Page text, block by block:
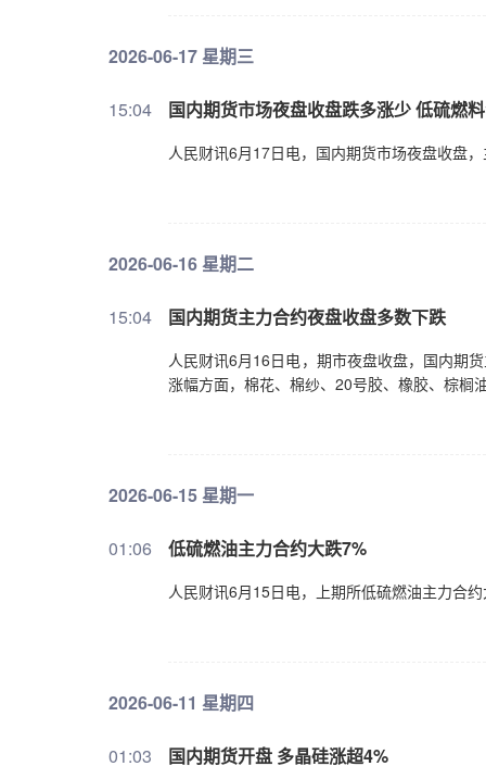
2026-06-17 星期三
15:04 国内期货市场夜盘收盘跌多涨少 低硫燃
人民财讯6月17日电，国内期货市场夜盘收盘
2026-06-16 星期二
15:04 国内期货主力合约夜盘收盘多数下跌
人民财讯6月16日电，期市夜盘收盘，国内期
涨幅方面，棉花、棉纱、20号胶、橡胶、棕榈
2026-06-15 星期一
01:06 低硫燃油主力合约大跌7%
人民财讯6月15日电，上期所低硫燃油主力合
2026-06-11 星期四
01:03 国内期货开盘 多晶硅涨超4%